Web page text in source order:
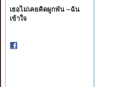
เธอไม่เคยคิดผูกพัน ~ฉัน
เข้าใจ